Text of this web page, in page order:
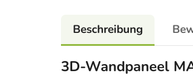
Beschreibung
3D-Wandpaneel